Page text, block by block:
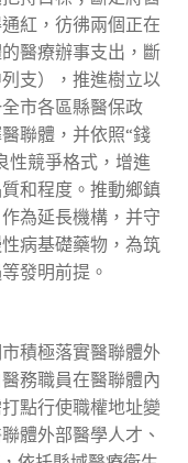
紅，彷彿兩個正在
醫療辦事支出，斷
支），推進樹立以
市各區縣醫保政
聯體，并依照“錢
性競爭格式，增進
和程度。推動鄉鎮
為延長機構，并守
病基礎藥物，為筑
發明前提。
積極落實醫聯體外
務職員在醫聯體內
點行使職權地址變
體外部醫學人才、